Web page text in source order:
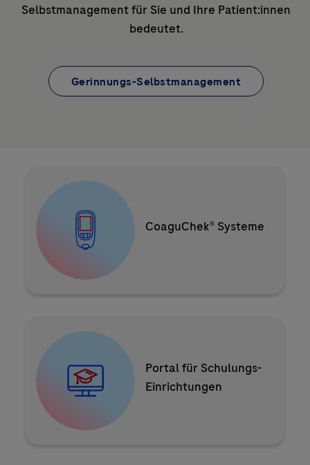
Selbstmanagement für Sie und Ihre Patient:innen
bedeutet.
Gerinnungs-Selbstmanagement
CoaguChek® Systeme
Portal für Schulungs-
Einrichtungen